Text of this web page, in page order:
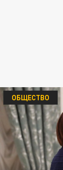
ОБЩЕСТВО